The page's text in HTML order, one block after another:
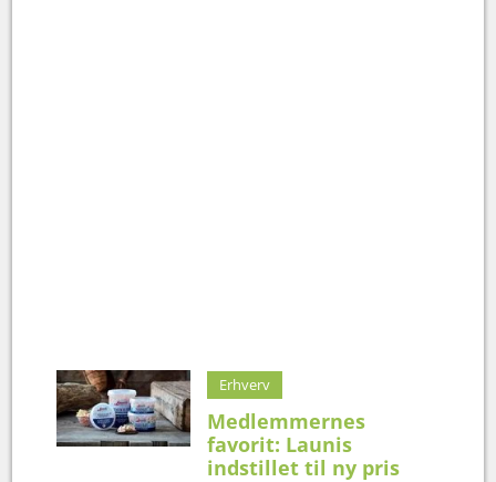
Erhverv
Medlemmernes
favorit: Launis
indstillet til ny pris